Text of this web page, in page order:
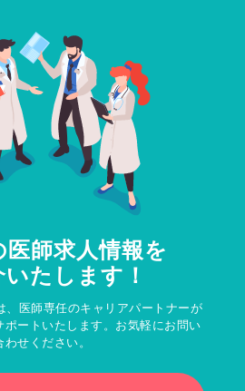
医師求人情報を
たします！
、医師専任のキャリアパートナーが
ポートいたします。お気軽にお問い
わせください。